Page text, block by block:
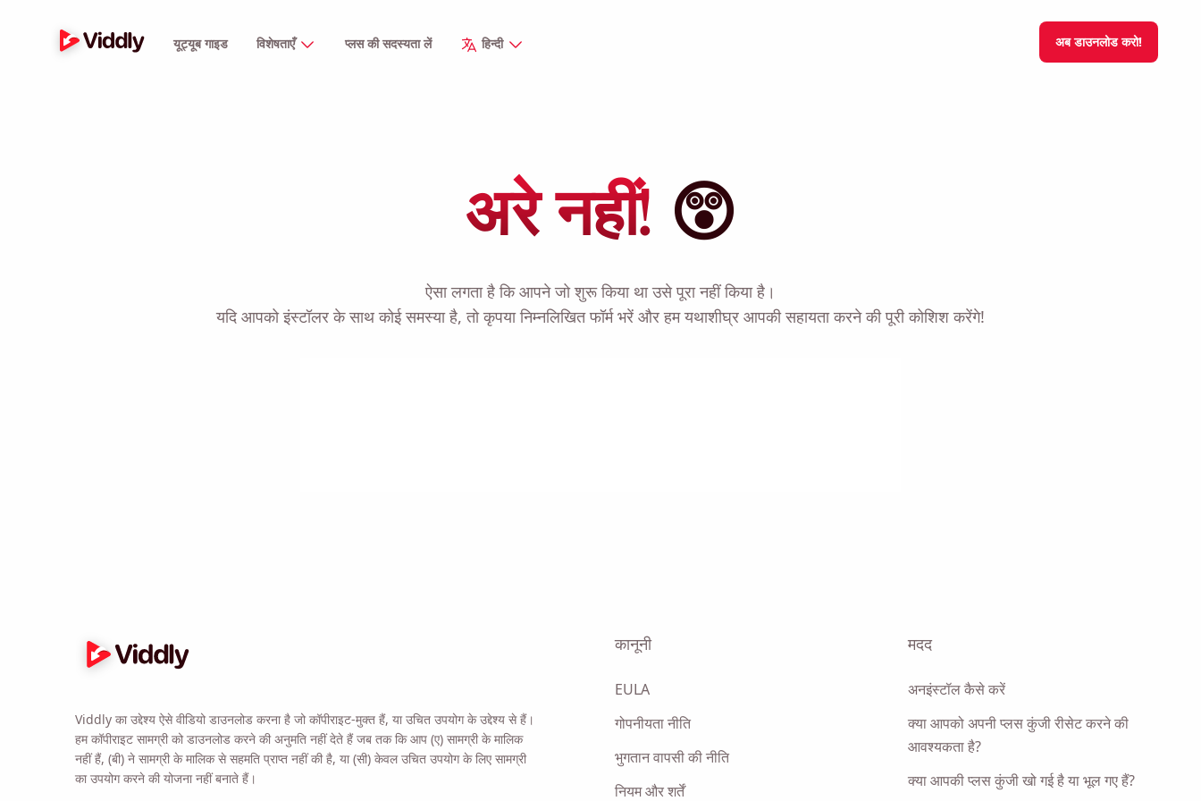
यूट्यूब गाइड विशेषताएँ प्लस की सदस्यता लें हिन्दी अब डाउनलोड करो!
अरे नहीं! 😲
ऐसा लगता है कि आपने जो शुरू किया था उसे पूरा नहीं किया है।
यदि आपको इंस्टॉलर के साथ कोई समस्या है, तो कृपया निम्नलिखित फॉर्म भरें और हम यथाशीघ्र आपकी सहायता करने की पूरी कोशिश करेंगे!
Viddly का उद्देश्य ऐसे वीडियो डाउनलोड करना है जो कॉपीराइट-मुक्त हैं, या उचित उपयोग के उद्देश्य से हैं।
हम कॉपीराइट सामग्री को डाउनलोड करने की अनुमति नहीं देते हैं जब तक कि आप (ए) सामग्री के मालिक
नहीं हैं, (बी) ने सामग्री के मालिक से सहमति प्राप्त नहीं की है, या (सी) केवल उचित उपयोग के लिए सामग्री
का उपयोग करने की योजना नहीं बनाते हैं।
कानूनी
EULA
गोपनीयता नीति
भुगतान वापसी की नीति
नियम और शर्तें
मदद
अनइंस्टॉल कैसे करें
क्या आपको अपनी प्लस कुंजी रीसेट करने की
आवश्यकता है?
क्या आपकी प्लस कुंजी खो गई है या भूल गए हैं?